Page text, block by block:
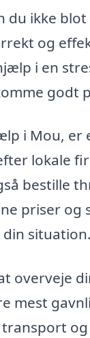
du ikke
og
i en
godt
i Mou, er
lokale
bestille
priser og
situation.
overveje
mest